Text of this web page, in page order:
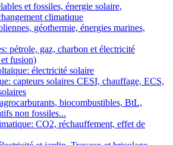
et fossiles, énergie solaire,
climatique
géothermie, énergies marines,
pétrole, gaz, charbon et électricité
fusion)
électricité solaire
capteurs solaires CESI, chauffage, ECS,
biocombustibles, BtL,
non fossiles...
CO2, réchauffement, effet de